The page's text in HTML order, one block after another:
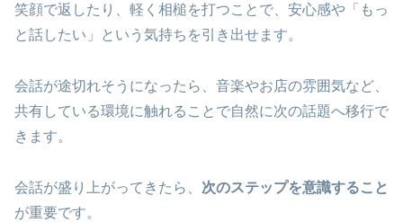
笑顔で返したり、軽く相槌を打つことで、安心感や「もっ
と話したい」という気持ちを引き出せます。
会話が途切れそうになったら、音楽やお店の雰囲気など、
共有している環境に触れることで自然に次の話題へ移行で
きます。
会話が盛り上がってきたら、 次のステップを意識すること
が重要です。